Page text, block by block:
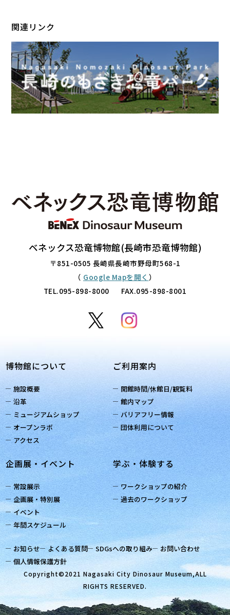
関連リンク
ベネックス恐竜博物館(長崎市恐竜博物館)
〒851-0505 長崎県長崎市野母町568-1
（ Google Mapを開く ）
TEL.095-898-8000 FAX.095-898-8001
博物館について
施設概要
沿革
ミュージアムショップ
オープンラボ
アクセス
ご利用案内
開館時間/休館日/観覧料
館内マップ
バリアフリー情報
団体利用について
企画展・イベント
常設展示
企画展・特別展
イベント
年間スケジュール
学ぶ・体験する
ワークショップの紹介
過去のワークショップ
お知らせ よくある質問 SDGsへの取り組み
お問い合わせ
個人情報保護方針
Copyright©2021 Nagasaki City Dinosaur Museum,ALL
RIGHTS RESERVED.